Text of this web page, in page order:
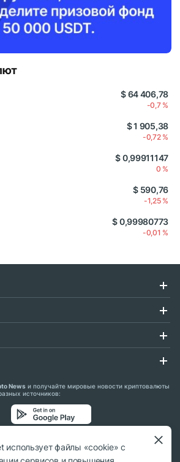
$ 64 406,78
-0,7 %
$ 1 905,38
-0,72 %
$ 0,99911147
0 %
$ 590,76
-1,25 %
$ 0,99980773
-0,01 %
News и получайте мировые новости криптовалюты
источников:
сетях:
использует файлы «cookie» с